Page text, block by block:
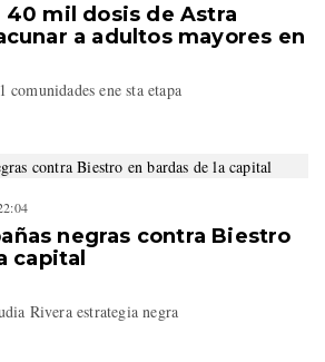
40 mil dosis de Astra
a adultos mayores en
comunidades ene sta etapa
negras contra Biestro
capital
Rivera estrategia negra